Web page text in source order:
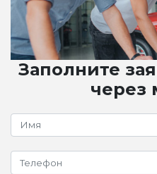
Заполните
через